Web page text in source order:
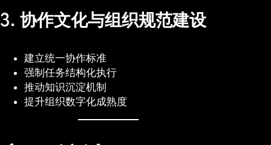
3. 协作文化与组织规范建设
建立统一协作标准
强制任务结构化执行
推动知识沉淀机制
提升组织数字化成熟度